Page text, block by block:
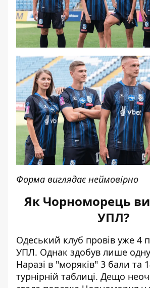
Форма виглядає неймовірно
Як Чорноморець
УПЛ?
Одеський клуб провів уже 4
УПЛ. Однак здобув лише
Наразі в "моряків" 3 бали та
турнірній таблиці. Дещо